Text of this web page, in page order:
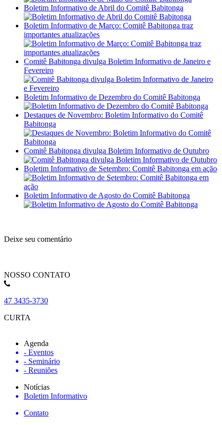
Boletim Informativo de Abril do Comitê Babitonga
Boletim Informativo de Março: Comitê Babitonga traz
importantes atualizações
Comitê Babitonga divulga Boletim Informativo de Janeiro e
Fevereiro
Boletim Informativo de Dezembro do Comitê Babitonga
Destaques de Novembro: Boletim Informativo do Comitê
Babitonga
Comitê Babitonga divulga Boletim Informativo de Outubro
Boletim Informativo de Setembro: Comitê Babitonga em ação
Boletim Informativo de Agosto do Comitê Babitonga
Deixe seu comentário
NOSSO CONTATO
47 3435-3730
CURTA
Agenda
- Eventos
- Seminário
- Reuniões
Notícias
Boletim Informativo
Contato